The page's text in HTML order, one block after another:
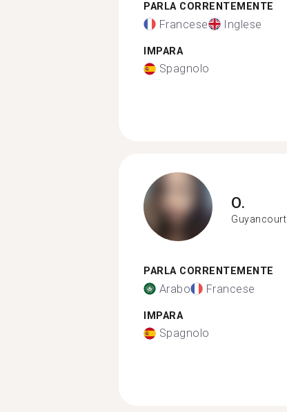
PARLA CORRENTEMENTE
Francese Inglese
IMPARA
Spagnolo
O.
Guyancourt
PARLA CORRENTEMENTE
Arabo Francese
IMPARA
Spagnolo